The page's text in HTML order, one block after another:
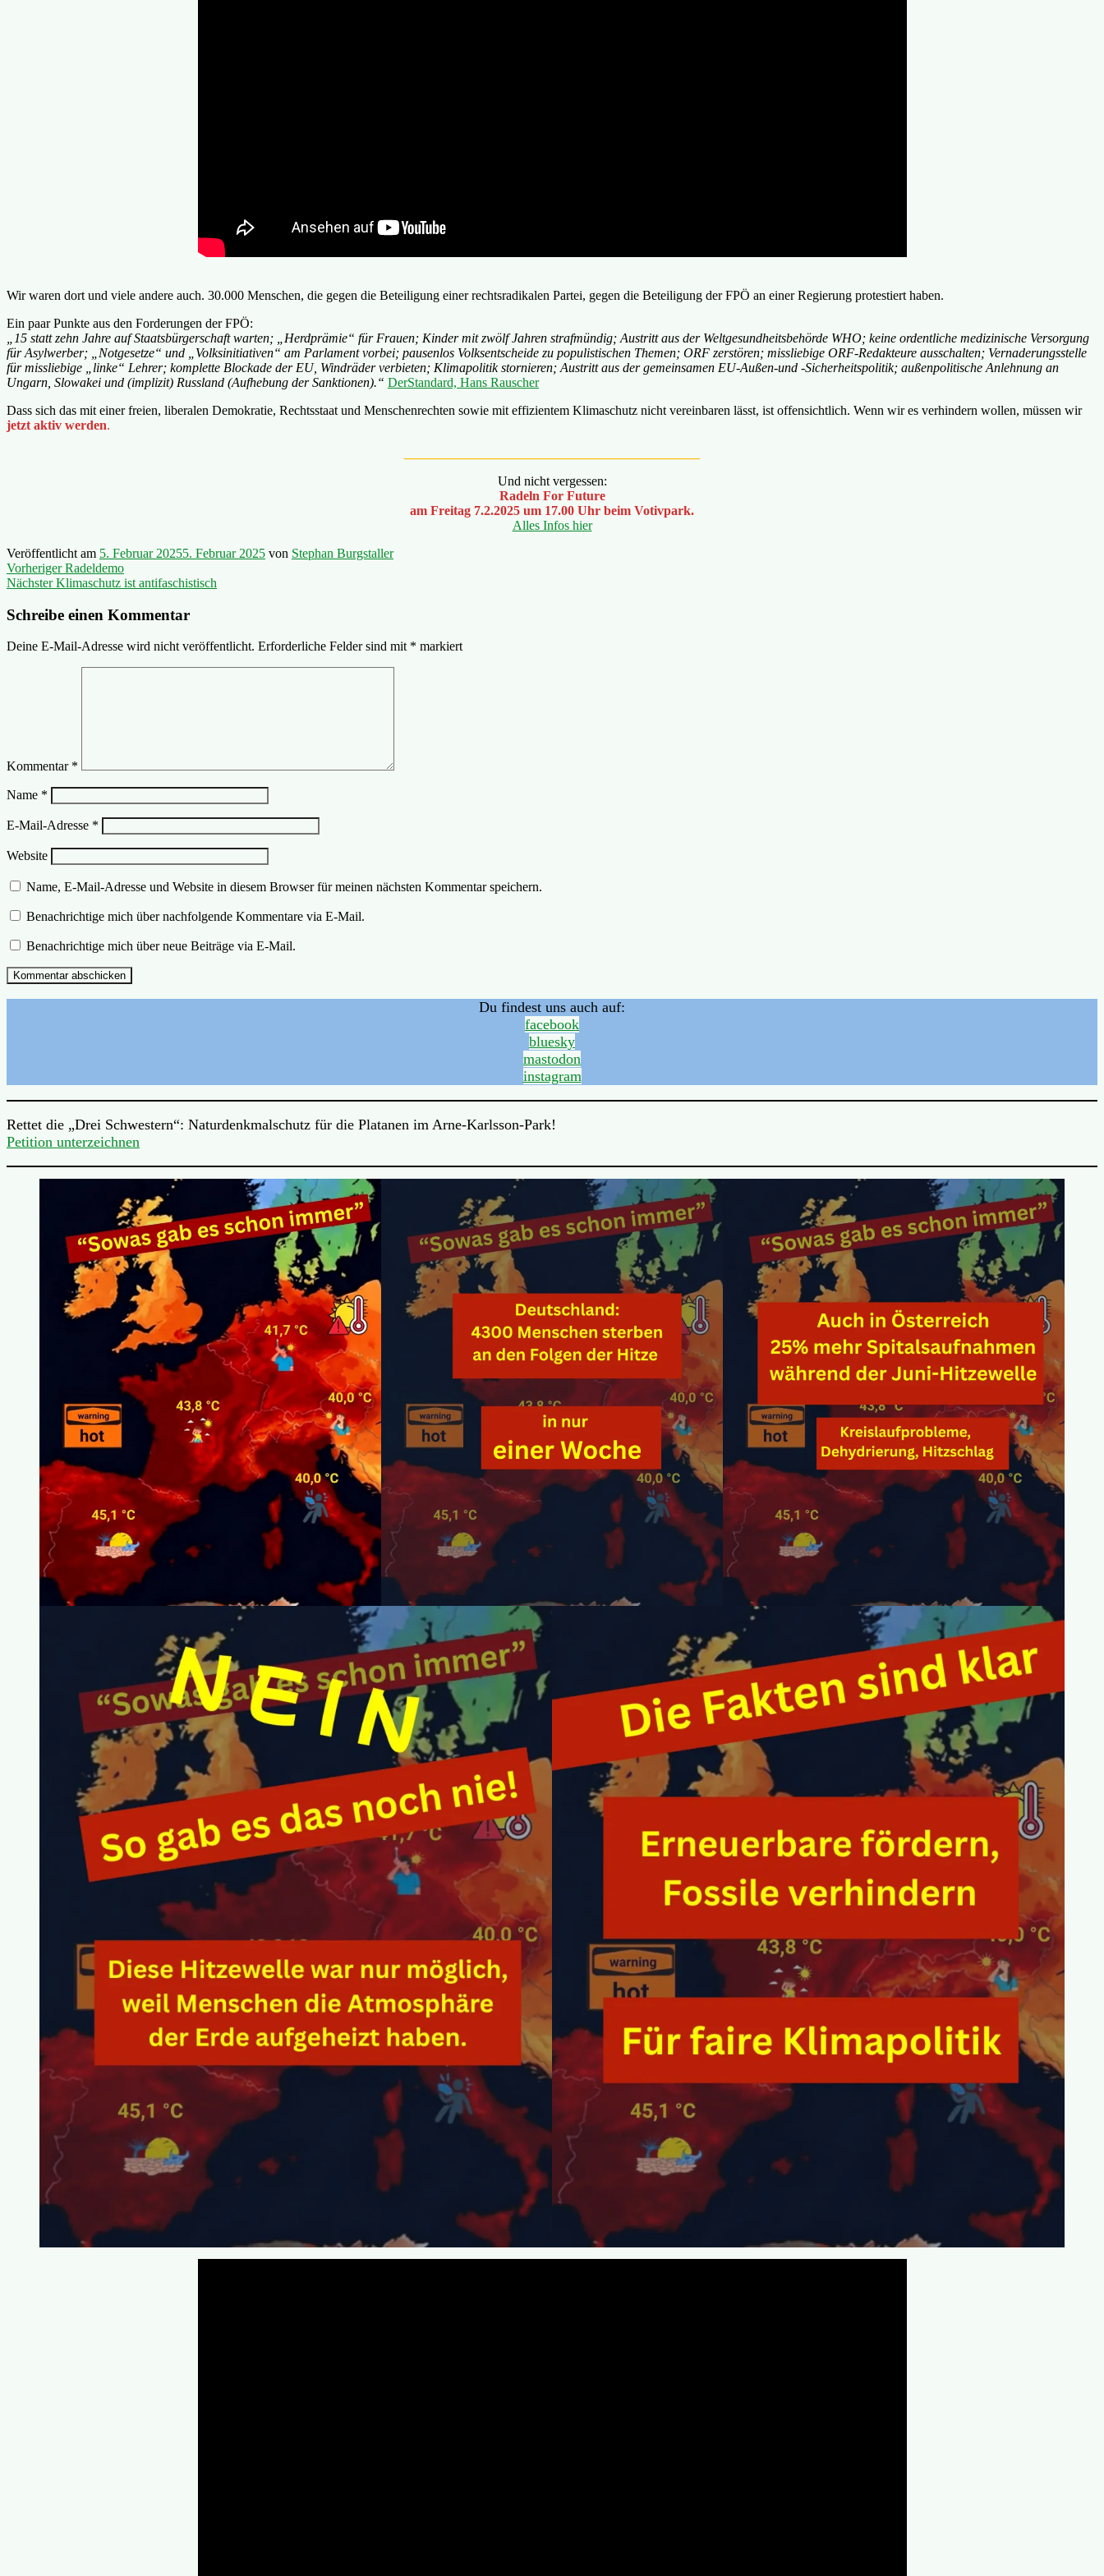
Wir waren dort und viele andere auch. 30.000 Menschen, die gegen die Beteiligung einer rechtsradikalen Partei, gegen die Beteiligung der FPÖ an einer Regierung protestiert haben.
Ein paar Punkte aus den Forderungen der FPÖ:
„15 statt zehn Jahre auf Staatsbürgerschaft warten; „Herdprämie“ für Frauen; Kinder mit zwölf Jahren strafmündig; Austritt aus der Weltgesundheitsbehörde WHO; keine ordentliche medizinische Versorgung
für Asylwerber; „Notgesetze“ und „Volksinitiativen“ am Parlament vorbei; pausenlos Volksentscheide zu populistischen Themen; ORF zerstören; missliebige ORF-Redakteure ausschalten; Vernaderungsstelle
für missliebige „linke“ Lehrer; komplette Blockade der EU, Windräder verbieten; Klimapolitik stornieren; Austritt aus der gemeinsamen EU-Außen-und -Sicherheitspolitik; außenpolitische Anlehnung an
Ungarn, Slowakei und (implizit) Russland (Aufhebung der Sanktionen).“ DerStandard, Hans Rauscher
Dass sich das mit einer freien, liberalen Demokratie, Rechtsstaat und Menschenrechten sowie mit effizientem Klimaschutz nicht vereinbaren lässt, ist offensichtlich. Wenn wir es verhindern wollen, müssen wir
jetzt aktiv werden.
Und nicht vergessen:
Radeln For Future
am Freitag 7.2.2025 um 17.00 Uhr beim Votivpark.
Alles Infos hier
Veröffentlicht am 5. Februar 20255. Februar 2025 von Stephan Burgstaller
Beitragsnavigation
Vorheriger Vorheriger
Beitrag:
Radeldemo
Nächster Nächster
Klimaschutz ist antifaschistisch
Schreibe einen Kommentar
Deine E-Mail-Adresse wird nicht veröffentlicht. Erforderliche Felder sind mit * markiert
Kommentar *
Name *
E-Mail-Adresse *
Website
Name, E-Mail-Adresse und Website in diesem Browser für meinen nächsten Kommentar speichern.
Benachrichtige mich über nachfolgende Kommentare via E-Mail.
Benachrichtige mich über neue Beiträge via E-Mail.
Du findest uns auch auf:
facebook
bluesky
mastodon
instagram
Rettet die „Drei Schwestern“: Naturdenkmalschutz für die Platanen im Arne-Karlsson-Park!
Petition unterzeichnen